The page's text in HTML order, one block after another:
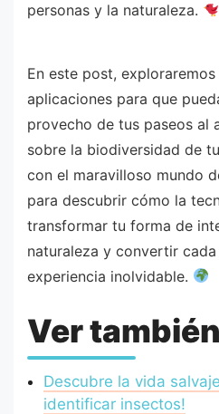
personas y la naturaleza.
En este post,
aplicaciones para que
provecho de tus paseos al
sobre la biodiversidad de
con el maravilloso mundo
para descubrir cómo la
transformar tu forma de
naturaleza y convertir cada
experiencia inolvidable.
Ver también
Descubre la vida
identificar insectos!